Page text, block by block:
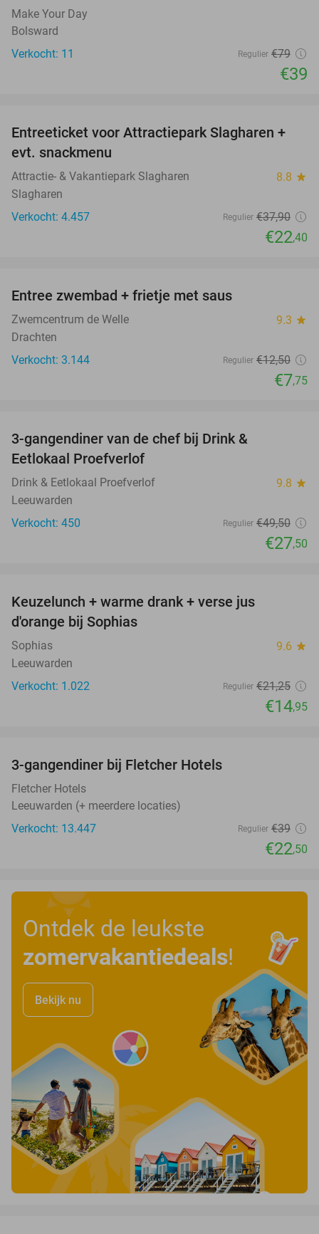
Make Your Day
Bolsward
Verkocht: 11
Regulier €79
€39
41%
Entreeticket voor Attractiepark Slagharen +
evt. snackmenu
Attractie- & Vakantiepark Slagharen 8.8 star
Slagharen
Verkocht: 4.457
Regulier €37,90
€22,40
Entree zwembad + frietje met saus
Zwemcentrum de Welle 9.3 star
Drachten
Verkocht: 3.144
Regulier €12,50
€7,75
3-gangendiner van de chef bij Drink &
Eetlokaal Proefverlof
Drink & Eetlokaal Proefverlof 9.8 star
Leeuwarden
Verkocht: 450
Regulier €49,50
€27,50
Keuzelunch + warme drank + verse jus
d'orange bij Sophias
Sophias 9.6 star
Leeuwarden
Verkocht: 1.022
Regulier €21,25
€14,95
3-gangendiner bij Fletcher Hotels
Fletcher Hotels
Leeuwarden (+ meerdere locaties)
Verkocht: 13.447
Regulier €39
€22,50
Ontdek de leukste
zomervakantiedeals!
Bekijk nu